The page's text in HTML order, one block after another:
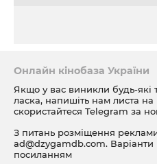
Онлайн кінобаза України
Якщо у вас виникли будь-які
ласка, напишіть нам листа на
скористайтеся Telegram за
З питань розміщення
ad@dzygamdb.com. Варіанти
посиланням